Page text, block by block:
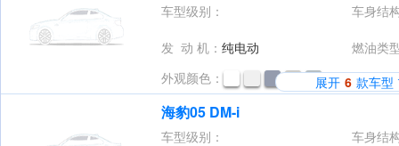
车型级别： 车身结
发 动 机： 纯电动
燃油类
外观颜色：
展开 6 款车型
海豹05 DM-i
车型级别： 车身结